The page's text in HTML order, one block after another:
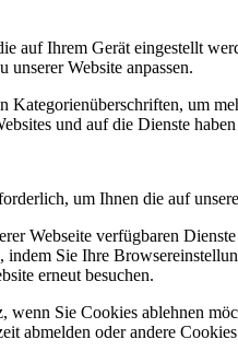
auf Ihrem Gerät eingestellt
unserer Website anpassen.
Kategorienüberschriften, um
und auf die Dienste
um Ihnen die auf
Webseite verfügbaren
indem Sie Ihre
erneut besuchen.
wenn Sie Cookies ablehnen
abmelden oder andere